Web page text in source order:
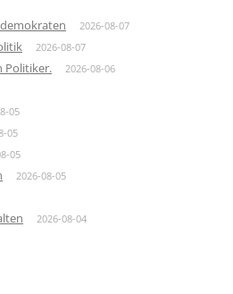
2026-08-07
2026-08-07
Politiker. 2026-08-06
05
05
05
2026-08-05
2026-08-04